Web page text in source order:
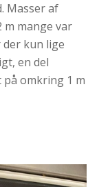
Masser af
mange var
kun lige
en del
på omkring 1 m